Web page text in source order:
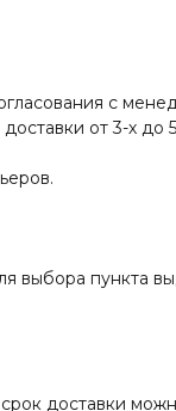
с
от 3-х до
выбора пункта
доставки